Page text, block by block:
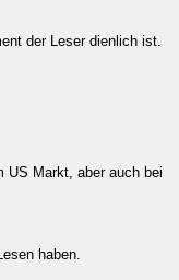
der Leser dienlich ist.
US Markt, aber auch bei
haben.